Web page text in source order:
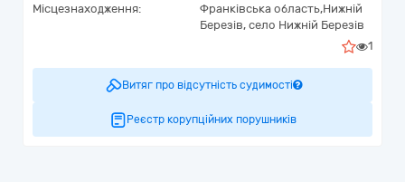
Місцезнаходження:
Франківська область,Нижній
Березів, село Нижній Березів
1
Витяг про відсутність судимості
Реєстр корупційних порушників